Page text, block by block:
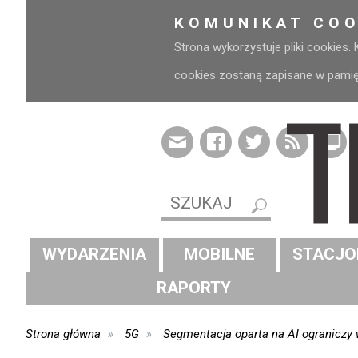
KOMUNIKAT
Strona wykorzystuje pliki cookies.
cookies zostaną zapisane w
WYDARZENIA MOBILNE
RAPORTY
Strona główna 5G Segmentacja oparta na AI